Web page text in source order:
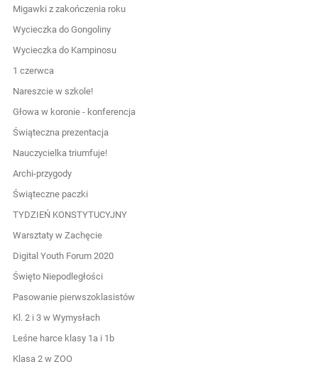
Migawki z zakończenia roku
Wycieczka do Gongoliny
Wycieczka do Kampinosu
1 czerwca
Nareszcie w szkole!
Głowa w koronie - konferencja
Świąteczna prezentacja
Nauczycielka triumfuje!
Archi-przygody
Świąteczne paczki
TYDZIEŃ KONSTYTUCYJNY
Warsztaty w Zachęcie
Digital Youth Forum 2020
Święto Niepodległości
Pasowanie pierwszoklasistów
Kl. 2 i 3 w Wymysłach
Leśne harce klasy 1a i 1b
Klasa 2 w ZOO